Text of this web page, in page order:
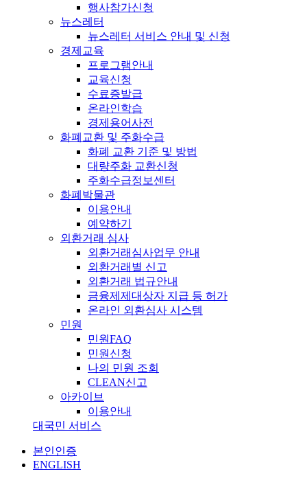
행사참가신청
뉴스레터
뉴스레터 서비스 안내 및 신청
경제교육
프로그램안내
교육신청
수료증발급
온라인학습
경제용어사전
화폐교환 및 주화수급
화폐 교환 기준 및 방법
대량주화 교환신청
주화수급정보센터
화폐박물관
이용안내
예약하기
외환거래 심사
외환거래심사업무 안내
외환거래별 신고
외환거래 법규안내
금융제제대상자 지급 등 허가
온라인 외환심사 시스템
민원
민원FAQ
민원신청
나의 민원 조회
CLEAN신고
아카이브
이용안내
대국민 서비스
본인인증
ENGLISH